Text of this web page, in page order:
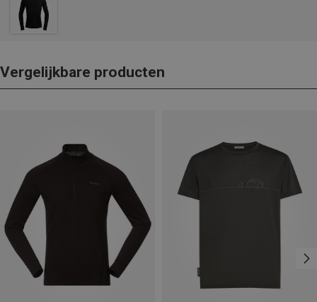
Vergelijkbare producten